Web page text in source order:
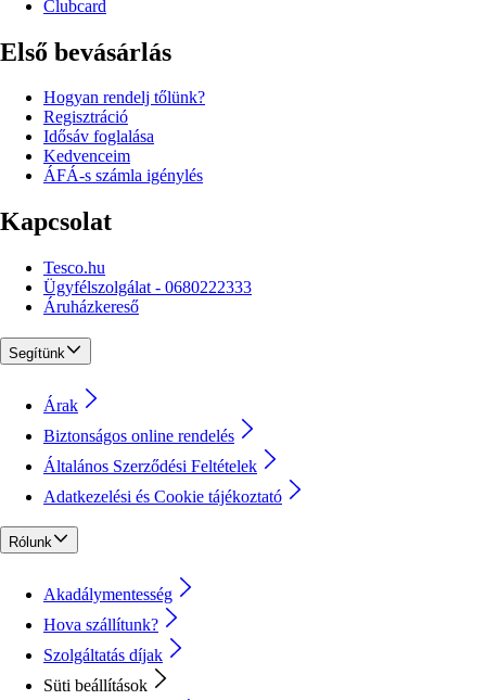
Clubcard
Első bevásárlás
Hogyan rendelj tőlünk?
Regisztráció
Idősáv foglalása
Kedvenceim
ÁFÁ-s számla igénylés
Kapcsolat
Tesco.hu
Ügyfélszolgálat - 0680222333
Áruházkereső
Segítünk
Árak
Biztonságos online rendelés
Általános Szerződési Feltételek
Adatkezelési és Cookie tájékoztató
Rólunk
Akadálymentesség
Hova szállítunk?
Szolgáltatás díjak
Süti beállítások